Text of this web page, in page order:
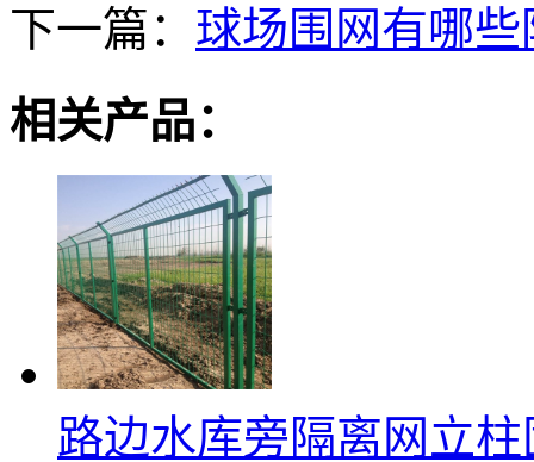
下一篇： 球场围网有哪
相关产品：
路边水库旁隔离网立